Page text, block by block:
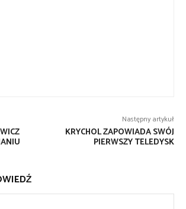
Następny artykuł
KRYCHOL ZAPOWIADA SWÓJ
PIERWSZY TELEDYSK